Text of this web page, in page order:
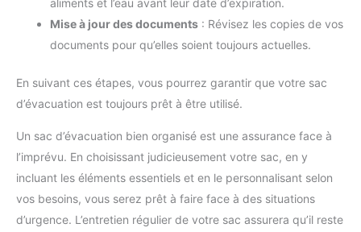
Mise à jour des documents : Révisez les copies de vos
documents pour qu’elles soient toujours actuelles.
En suivant ces étapes, vous pourrez garantir que votre sac
d’évacuation est toujours prêt à être utilisé.
Un sac d’évacuation bien organisé est une assurance face à
l’imprévu. En choisissant judicieusement votre sac, en y
incluant les éléments essentiels et en le personnalisant selon
vos besoins, vous serez prêt à faire face à des situations
d’urgence. L’entretien régulier de votre sac assurera qu’il reste